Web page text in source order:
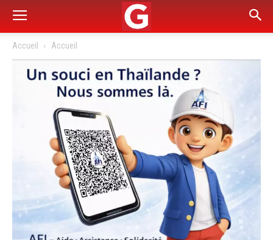
Accueil Accueil